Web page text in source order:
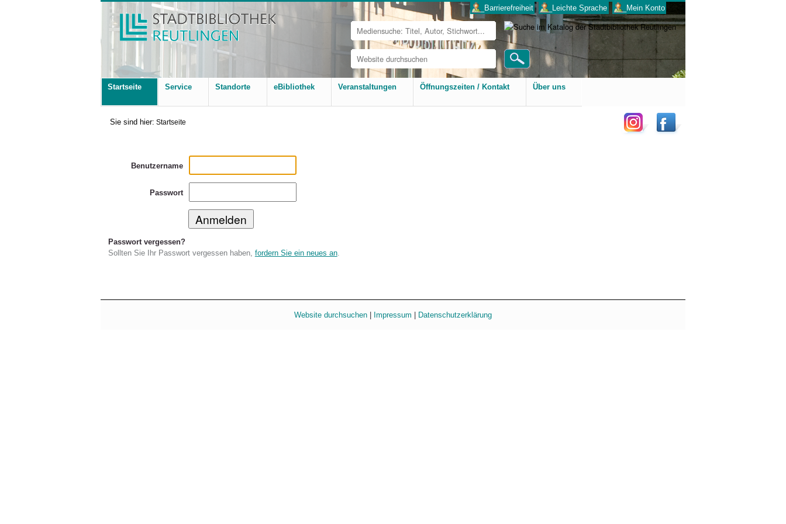
Website
durchsuchen
Erweiterte
Suche…
___Barrierefreiheit ___Leichte Sprache ___Mein Konto
Startseite Service Standorte eBibliothek Veranstaltungen Öffnungszeiten / Kontakt Über uns
Sie sind hier: Startseite
Benutzername
Passwort
Passwort vergessen?
Sollten Sie Ihr Passwort vergessen haben, fordern Sie ein neues an.
Website durchsuchen Impressum Datenschutzerklärung